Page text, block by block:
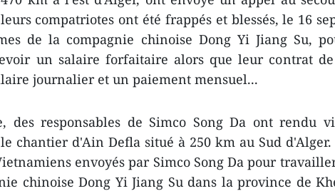
compatriotes ont été frappés et blessés, le 16
de la compagnie chinoise Dong Yi Jiang Su,
un salaire forfaitaire alors que leur contrat
journalier et un paiement mensuel...
​des responsables ​de Simco Song Da ont rendu
chantier ​d'Ain Defla situé à 250 km au Sud d'Alger.
envoyés par Simco Song Da pour
chinoise Dong Yi Jiang Su dans la province de